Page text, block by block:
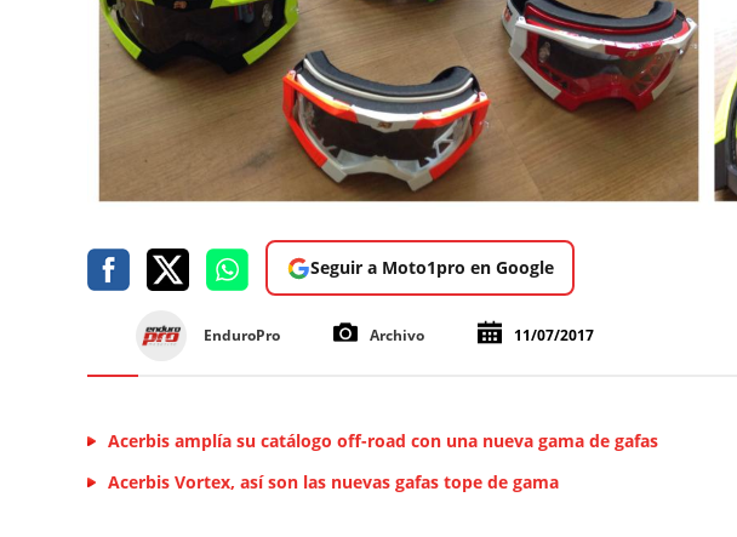
Seguir a Moto1pro en Google
EnduroPro Archivo 11/07/2017
Acerbis amplía su catálogo off-road con una nueva gama de gafas
Acerbis Vortex, así son las nuevas gafas tope de gama